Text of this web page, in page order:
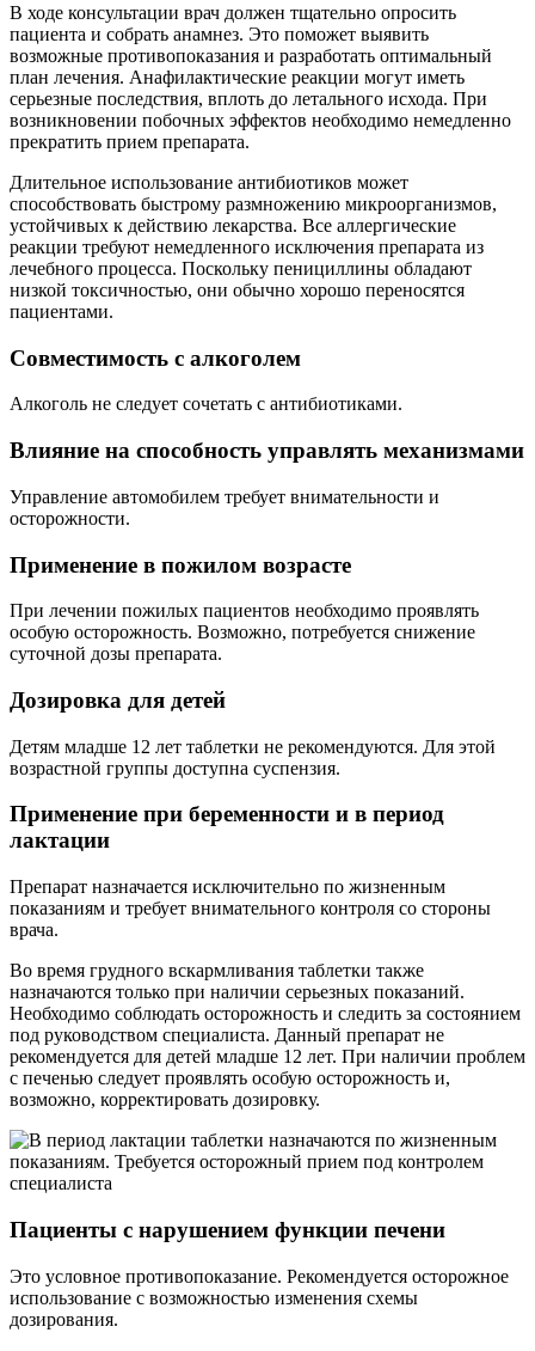
В ходе консультации врач должен тщательно опросить
пациента и собрать анамнез. Это поможет выявить
возможные противопоказания и разработать оптимальный
план лечения. Анафилактические реакции могут иметь
серьезные последствия, вплоть до летального исхода. При
возникновении побочных эффектов необходимо немедленно
прекратить прием препарата.
Длительное использование антибиотиков может
способствовать быстрому размножению микроорганизмов,
устойчивых к действию лекарства. Все аллергические
реакции требуют немедленного исключения препарата из
лечебного процесса. Поскольку пенициллины обладают
низкой токсичностью, они обычно хорошо переносятся
пациентами.
Совместимость с алкоголем
Алкоголь не следует сочетать с антибиотиками.
Влияние на способность управлять механизмами
Управление автомобилем требует внимательности и
осторожности.
Применение в пожилом возрасте
При лечении пожилых пациентов необходимо проявлять
особую осторожность. Возможно, потребуется снижение
суточной дозы препарата.
Дозировка для детей
Детям младше 12 лет таблетки не рекомендуются. Для этой
возрастной группы доступна суспензия.
Применение при беременности и в период
лактации
Препарат назначается исключительно по жизненным
показаниям и требует внимательного контроля со стороны
врача.
Во время грудного вскармливания таблетки также
назначаются только при наличии серьезных показаний.
Необходимо соблюдать осторожность и следить за состоянием
под руководством специалиста. Данный препарат не
рекомендуется для детей младше 12 лет. При наличии проблем
с печенью следует проявлять особую осторожность и,
возможно, корректировать дозировку.
Пациенты с нарушением функции печени
Это условное противопоказание. Рекомендуется осторожное
использование с возможностью изменения схемы
дозирования.